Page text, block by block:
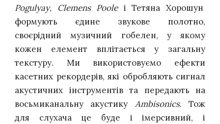
Pogulyay, Clemens Pooleі Тетяна Хорошун
формують єдине звукове полотно,
своєрідний музичний гобелен, у якому
кожен елемент вплітається у загальну
текстуру. Ми використовуємо ефекти
касетних рекордерів, які обробляють сигнал
акустичних інструментів та передають на
восьмиканальну акустику Ambisonics. Тож
для слухача це буде і імерсивний, і